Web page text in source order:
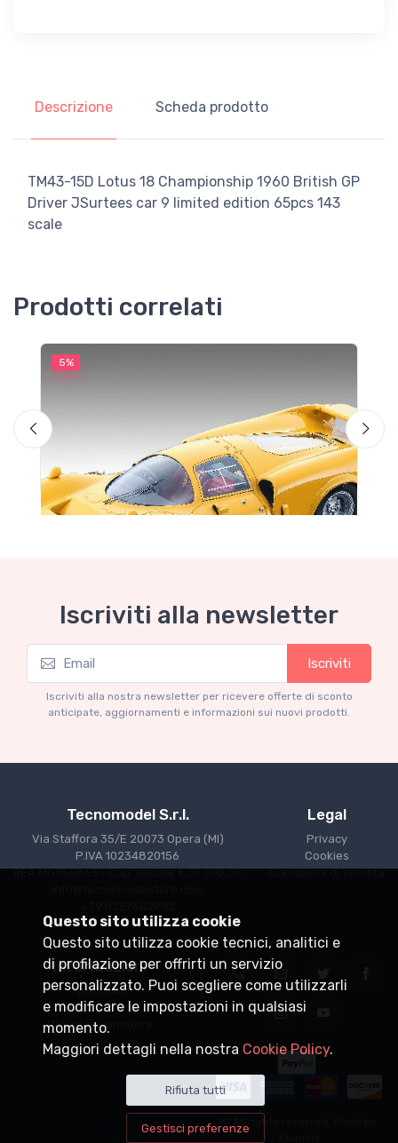
Descrizione Scheda prodotto
TM43-15D Lotus 18 Championship 1960 British GP
Driver JSurtees car 9 limited edition 65pcs 143
scale
Prodotti correlati
5%
Ferrari 365 P2/3 Drogo, press 1967 Giallo
Modena
Iscriviti alla newsletter
Iscriviti
Iscriviti alla nostra newsletter per ricevere offerte di sconto
anticipate, aggiornamenti e informazioni sui nuovi prodotti.
Tecnomodel S.r.l.
Via Staffora 35/E 20073 Opera (MI)
P.IVA 10234820156
REA MI1356865 - Cap. sociale €30.000,00
Legal
Privacy
Cookies
Condizioni di Vendita
Informazioni
Spedizioni
Punti vendita
Diventa rivenditore
Questo sito utilizza cookie
Questo sito utilizza cookie tecnici, analitici e
di profilazione per offrirti un servizio
personalizzato. Puoi scegliere come utilizzarli
e modificare le impostazioni in qualsiasi
momento.
Maggiori dettagli nella nostra Cookie Policy.
Rifiuta tutti
Gestisci preferenze